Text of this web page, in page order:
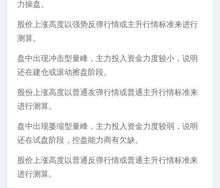
力操盘。
股价上涨高度以强势反弹行情或主升行情标准来进行
测算。
盘中出现冲击型量峰，主力投入资金力度较小，说明
还在建仓或滚动擦盘阶段。
股份上涨高度以普通友弹行情或普通主升行情标准来
进行测算。
盘中出现萎缩型量峰，主力投入资金力度较弱，说明
还在试盘阶段，控盘能力商有欠缺。
股价上涨高度以普通反弹行情或普通主升行情标准来
进行测算。